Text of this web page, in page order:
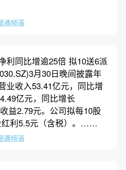
通频道
利同比增逾25倍 拟10送6派
月30日晚间披露年
业收入53.41亿元，同比增
亿元，同比增长
益2.79元。公司拟每10股
红利5.5元（含税）。……
通频道